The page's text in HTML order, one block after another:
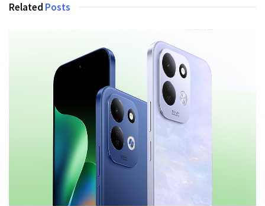
Related Posts